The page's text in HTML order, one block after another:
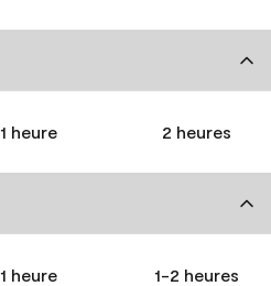
1 heure 2 heures
1 heure 1-2 heures